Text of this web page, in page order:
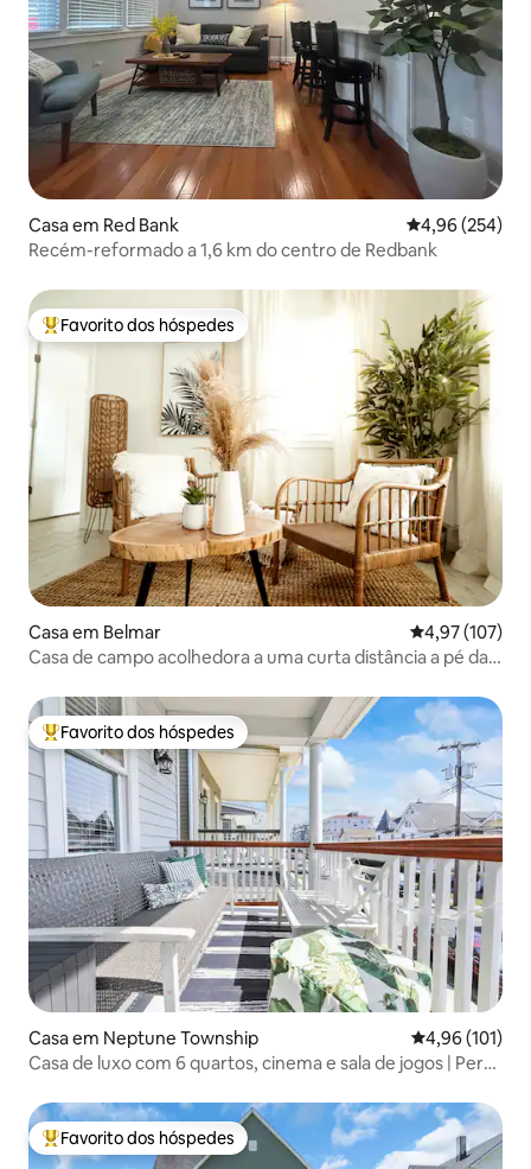
Casa em Red Bank Classificação
4,96 (254)
Recém-reformado a 1,6 km do centro de Redbank
Favoritos dos hóspedes mais apreciados
Favorito dos hóspedes
Casa em Belmar Classificação
4,97 (107)
Casa de campo acolhedora a uma curta distância a pé da
Favoritos dos hóspedes mais apreciados
Favorito dos hóspedes
Casa em Neptune Township Classificação
4,96 (101)
Casa de luxo com 6 quartos, cinema e sala de jogos | Perto
Favoritos dos hóspedes mais apreciados
Favorito dos hóspedes